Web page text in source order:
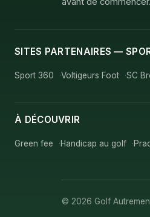
SITES PARTENAIRES —
Sport 360 Voltigeurs Foot SC
À DÉCOUVRIR
Green fee Handicap au golf
© 2026 Golf